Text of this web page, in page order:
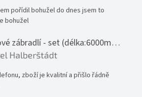
pořídil bohužel do dnes jsem to
bohužel
Nerezové zábradlí - set (délka:6000mm x výška:1000mm)
produktu je 5 z 5 hvězdiček.
Halberštádt
zboží je kvalitní a přišlo řádně